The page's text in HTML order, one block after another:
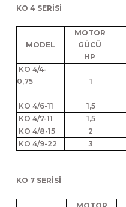
KO 4 SERİSİ
MODEL
MOTOR
GÜCÜ
HP
KO 4/4-
0,75
1
KO 4/6-11 1,5
KO 4/7-11
1,5
KO 4/8-15
2
KO 4/9-22
3
KO 7 SERİSİ